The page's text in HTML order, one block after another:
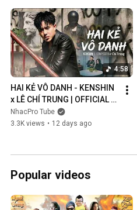
4:58
HAI KẺ VÔ DANH - KENSHIN
x LÊ CHÍ TRUNG | OFFICIAL
MUSIC VIDEO
NhacPro Tube
3.3K views • 12 days ago
Popular videos